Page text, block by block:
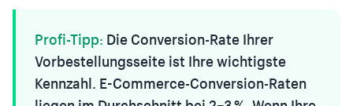
Profi-Tipp: Die Conversion-Rate Ihrer
Vorbestellungsseite ist Ihre wichtigste
Kennzahl. E-Commerce-Conversion-Raten